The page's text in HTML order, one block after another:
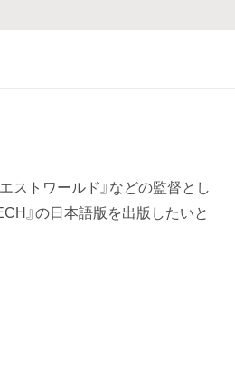
ストワールド』などの監督とし
』の日本語版を出版したいと